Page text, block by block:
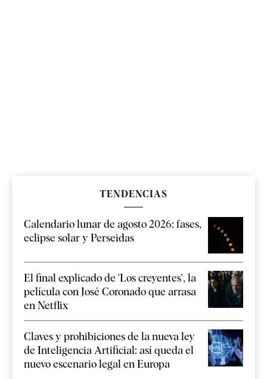
TENDENCIAS
Calendario lunar de agosto 2026: fases,
eclipse solar y Perseidas
El final explicado de 'Los creyentes', la
película con José Coronado que arrasa
en Netflix
Claves y prohibiciones de la nueva ley
de Inteligencia Artificial: así queda el
nuevo escenario legal en Europa